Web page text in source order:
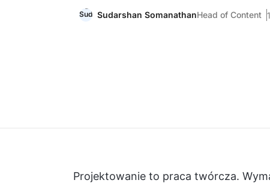
Sudarshan SomanathanHead of Content
Projektowanie to praca twórcza.